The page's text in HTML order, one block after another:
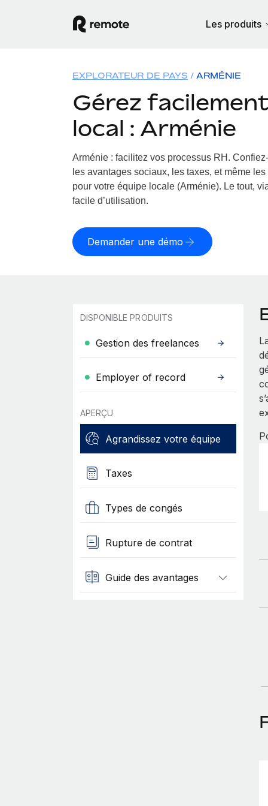
Les produits
EXPLORATEUR DE PAYS ARMÉNIE
Gérez facilement
local : Arménie
Arménie : facilitez vos processus RH.
les avantages sociaux, les taxes, et même les
pour votre équipe locale (Arménie). Le tout,
facile d’utilisation.
Demander une démo
DISPONIBLE PRODUITS
Gestion des freelances
Employer of record
APERÇU
Agrandissez votre équipe
Taxes
Types de congés
Rupture de contrat
Guide des avantages